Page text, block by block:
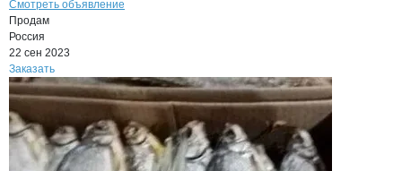
Смотреть объявление
Продам
Россия
22 сен 2023
Заказать